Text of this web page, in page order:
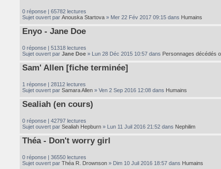
0 réponse | 65782 lectures
Sujet ouvert par Anouska Startova » Mer 22 Fév 2017 09:15 dans Humains
Enyo - Jane Doe
0 réponse | 51318 lectures
Sujet ouvert par Jane Doe » Lun 28 Déc 2015 10:57 dans Personnages décédés
Sam' Allen [fiche terminée]
1 réponse | 28112 lectures
Sujet ouvert par Samara Allen » Ven 2 Sep 2016 12:08 dans Humains
Sealiah (en cours)
0 réponse | 42797 lectures
Sujet ouvert par Sealiah Hepburn » Lun 11 Juil 2016 21:52 dans Nephilim
Théa - Don't worry girl
0 réponse | 36550 lectures
Sujet ouvert par Théa R. Drownson » Dim 10 Juil 2016 18:57 dans Humains